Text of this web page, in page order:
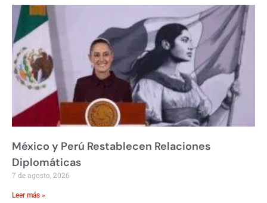
México y Perú Restablecen Relaciones
Diplomáticas
7 de agosto, 2026
Leer más »